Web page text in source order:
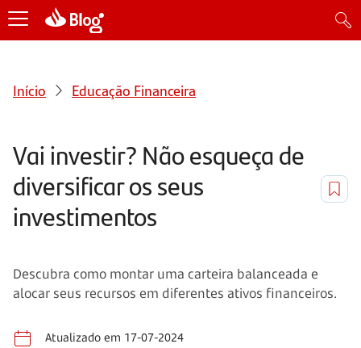
Início Educação Financeira
Vai investir? Não esqueça de
diversificar os seus
investimentos
Descubra como montar uma carteira balanceada e
alocar seus recursos em diferentes ativos financeiros.
Atualizado em 17-07-2024